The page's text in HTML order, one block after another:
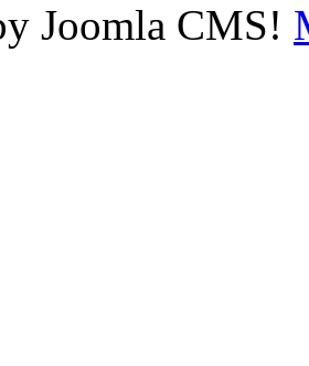
Joomla CMS!